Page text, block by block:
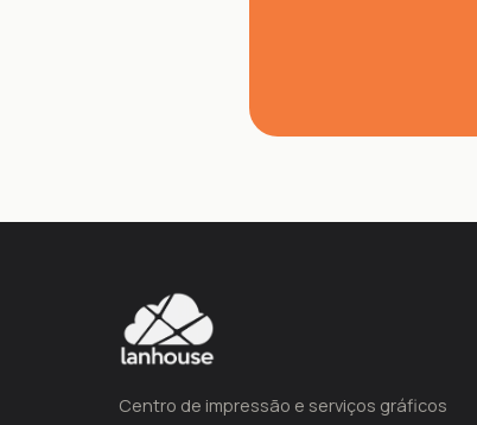
Centro de impressão e serviços gráficos